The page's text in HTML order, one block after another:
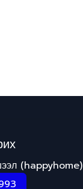
(happyhome)